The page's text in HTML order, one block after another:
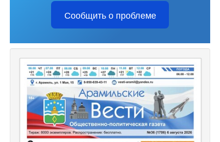
Сообщить о проблеме